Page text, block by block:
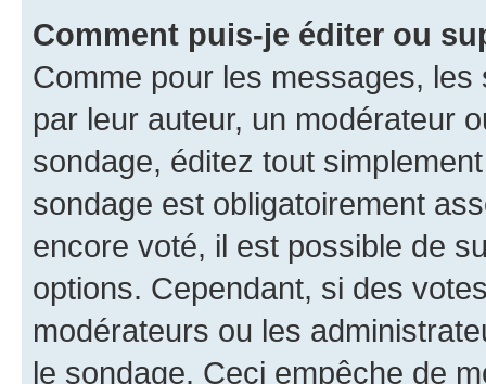
Comment puis-je éditer ou
Comme pour les messages,
par leur auteur, un modérateur
sondage, éditez tout
sondage est obligatoirement
encore voté, il est possible de
options. Cependant, si des
modérateurs ou les
le sondage. Ceci empêche de